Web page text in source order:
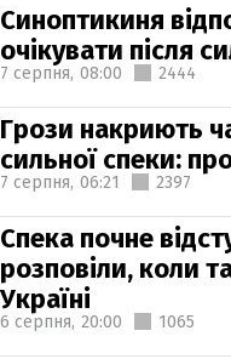
Синоптикиня
очікувати після
7 серпня, 08:00 2444
Грози накриють
сильної спеки:
7 серпня, 06:21 2397
Спека почне
розповіли, коли
Україні
6 серпня, 20:00 1065